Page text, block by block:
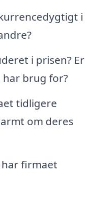
i
i prisen? Er
har brug for?
tidligere
om deres
firmaet